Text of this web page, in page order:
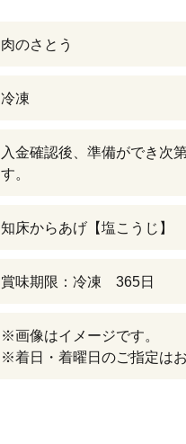
肉のさとう
冷凍
入金確認後、準備ができ次
す。
知床からあげ【塩こうじ】
賞味期限：冷凍 365日
※画像はイメージです。
※着日・着曜日のご指定は